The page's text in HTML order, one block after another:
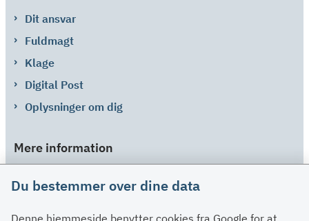
Dit ansvar
Fuldmagt
Klage
Digital Post
Oplysninger om dig
Mere information
Du bestemmer over dine data
Denne hjemmeside benytter cookies fra Google for at